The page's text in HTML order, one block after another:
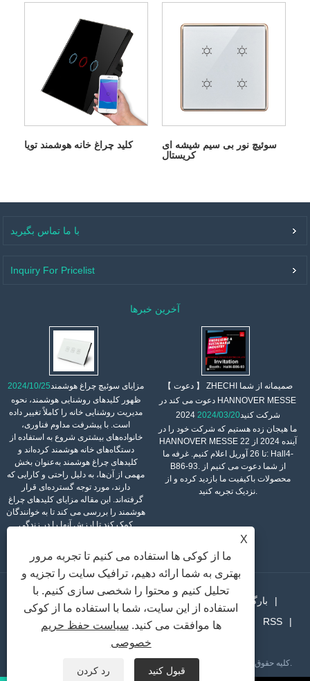
کلید چراغ خانه هوشمند تویا
سوئیچ نور بی سیم شیشه ای
کریستال
با ما تماس بگیرید
Inquiry For Pricelist
آخرین خبرها
مزایای سوئیچ چراغ هوشمند 2024/10/25
ظهور کلیدهای روشنایی هوشمند، نحوه
مدیریت روشنایی خانه را کاملاً تغییر داده
است. با پیشرفت مداوم فناوری،
خانواده‌های بیشتری شروع به استفاده از
دستگاه‌های خانه هوشمند کرده‌اند و
کلیدهای چراغ هوشمند به‌عنوان بخش
مهمی از آن‌ها، به دلیل راحتی و کارایی که
دارند، مورد توجه گسترده‌ای قرار
گرفته‌اند. این مقاله مزایای کلیدهای چراغ
هوشمند را بررسی می کند تا به خوانندگان
کمک کند تا ارزش آنها را در زندگی
【 دعوت 】 ZHECHI صمیمانه از شما
دعوت می کند در HANNOVER MESSE
2024 شرکت کنید2024/03/20
ما هیجان زده هستیم که شرکت خود را در
HANNOVER MESSE آینده 2024 از 22
تا 26 آوریل اعلام کنیم. غرفه ما: Hall4-
B86-93. از شما دعوت می کنیم از
محصولات باکیفیت ما بازدید کرده و از
نزدیک تجربه کنید.
خانه درباره ما محصولات خبر
بارگیری کردن
ارسال استعلام
تماس با ما پیوندها Sitemap
RSS
XML
Privacy Policy
X
ما از کوکی ها استفاده می کنیم تا تجربه مرور
بهتری به شما ارائه دهیم، ترافیک سایت را تجزیه و
تحلیل کنیم و محتوا را شخصی سازی کنیم. با
استفاده از این سایت، شما با استفاده ما از کوکی
ها موافقت می کنید. سیاست حفظ حریم
خصوصی
رد کردن قبول کنید